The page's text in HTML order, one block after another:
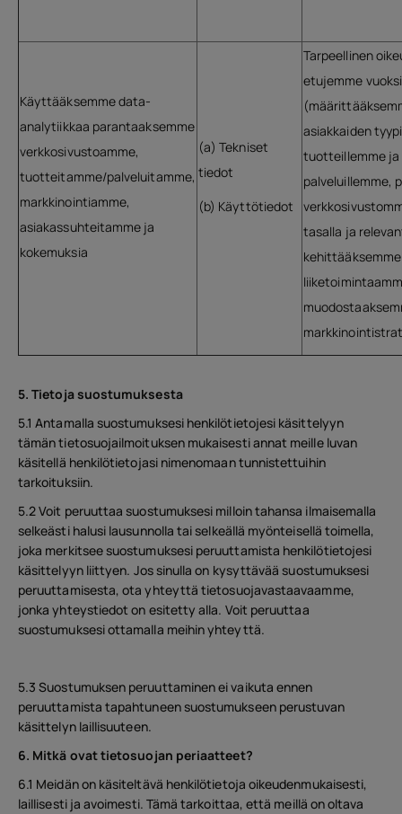
Käyttääksemme data-
analytiikkaa parantaaksemme
verkkosivustoamme,
tuotteitamme/palveluitamme,
markkinointiamme,
asiakassuhteitamme ja
kokemuksia
(a) Tekniset
tiedot
(b) Käyttötiedot
Tarpeellinen
etujemme vuoksi
asiakkaiden
tuotteillemme ja
palveluillemme,
tasalla ja
kehittääksemme
5. Tietoja suostumuksesta
5.1 Antamalla suostumuksesi henkilötietojesi käsittelyyn
tämän tietosuojailmoituksen mukaisesti annat meille luvan
käsitellä henkilötietojasi nimenomaan tunnistettuihin
tarkoituksiin.
5.2 Voit peruuttaa suostumuksesi milloin tahansa ilmaisemalla
selkeästi halusi lausunnolla tai selkeällä myönteisellä toimella,
joka merkitsee suostumuksesi peruuttamista henkilötietojesi
käsittelyyn liittyen. Jos sinulla on kysyttävää suostumuksesi
peruuttamisesta, ota yhteyttä tietosuojavastaavaamme,
jonka yhteystiedot on esitetty alla. Voit peruuttaa
suostumuksesi ottamalla meihin yhteyttä.
5.3 Suostumuksen peruuttaminen ei vaikuta ennen
peruuttamista tapahtuneen suostumukseen perustuvan
käsittelyn laillisuuteen.
6. Mitkä ovat tietosuojan periaatteet?
6.1 Meidän on käsiteltävä henkilötietoja oikeudenmukaisesti,
laillisesti ja avoimesti. Tämä tarkoittaa, että meillä on oltava